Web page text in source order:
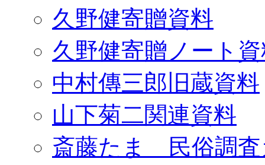
久野健寄贈資料
久野健寄贈ノート
中村傳三郎旧蔵資料
山下菊二関連資料
斎藤たま 民俗調査